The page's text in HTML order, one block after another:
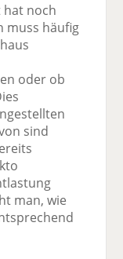
hat noch
muss häufig
oder ob
sind
man, wie